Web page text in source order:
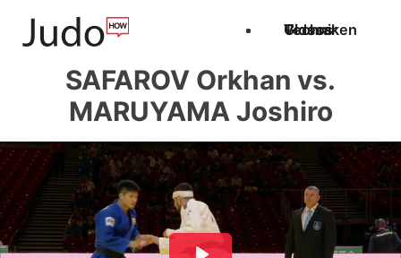
Techniken
Videos
Glossar
SAFAROV Orkhan vs.
MARUYAMA Joshiro